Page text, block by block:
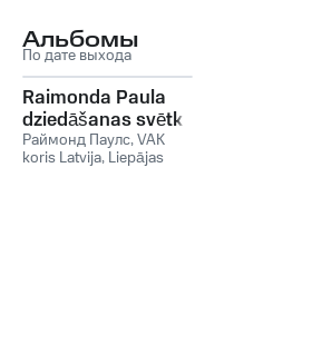
Альбомы
По дате выхода
Raimonda Paula
dziedāšanas svētki
koncertzālē Lielais
dzintars
Раймонд Паулс,VAK
koris Latvija, Liepājas